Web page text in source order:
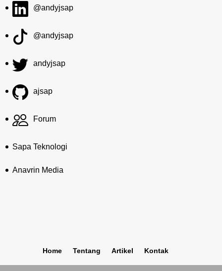
@andyjsap
@andyjsap
andyjsap
ajsap
Forum
Sapa Teknologi
Anavrin Media
Home Tentang Artikel Kontak